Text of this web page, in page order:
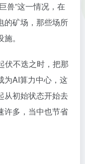
兽”这一情况，在
的矿场，那些场所
。
伏不迭之时，把那
为AI算力中心，这
从初始状态开始去
许多，当中也节省